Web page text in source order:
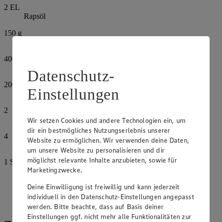
2 EL
Rapsöl
150 g
400
200
Rotwein
2
Lorbeerblätter
4
Wacholderbeeren
1 Stück
Schokolade, dunkel
Salz
Pfeffer, bunt, gemahlen
Datenschutz-
Einstellungen
Wir setzen Cookies und andere Technologien ein, um
dir ein bestmögliches Nutzungserlebnis unserer
Website zu ermöglichen. Wir verwenden deine Daten,
um unsere Website zu personalisieren und dir
möglichst relevante Inhalte anzubieten, sowie für
Marketingzwecke.
Deine Einwilligung ist freiwillig und kann jederzeit
individuell in den Datenschutz-Einstellungen angepasst
werden. Bitte beachte, dass auf Basis deiner
Einstellungen ggf. nicht mehr alle Funktionalitäten zur